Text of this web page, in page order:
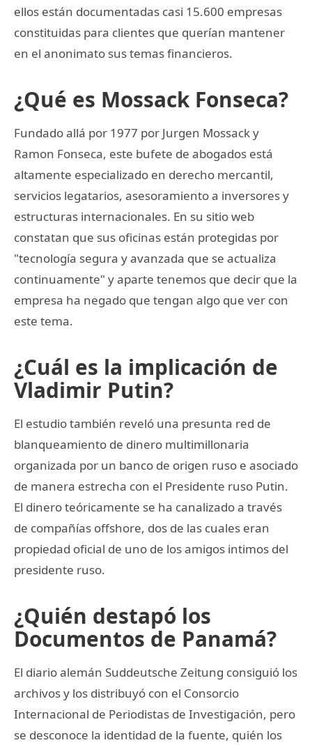
ellos están documentadas casi 15.600 empresas
constituidas para clientes que querían mantener
en el anonimato sus temas financieros.
¿Qué es Mossack Fonseca?
Fundado allá por 1977 por Jurgen Mossack y
Ramon Fonseca, este bufete de abogados está
altamente especializado en derecho mercantil,
servicios legatarios, asesoramiento a inversores y
estructuras internacionales. En su sitio web
constatan que sus oficinas están protegidas por
"tecnología segura y avanzada que se actualiza
continuamente" y aparte tenemos que decir que la
empresa ha negado que tengan algo que ver con
este tema.
¿Cuál es la implicación de
Vladimir Putin?
El estudio también reveló una presunta red de
blanqueamiento de dinero multimillonaria
organizada por un banco de origen ruso e asociado
de manera estrecha con el Presidente ruso Putin.
El dinero teóricamente se ha canalizado a través
de compañías offshore, dos de las cuales eran
propiedad oficial de uno de los amigos intimos del
presidente ruso.
¿Quién destapó los
Documentos de Panamá?
El diario alemán Suddeutsche Zeitung consiguió los
archivos y los distribuyó con el Consorcio
Internacional de Periodistas de Investigación, pero
se desconoce la identidad de la fuente, quién los